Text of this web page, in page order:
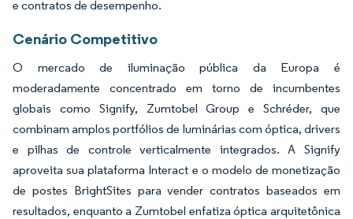
e contratos de desempenho.
Cenário Competitivo
O mercado de iluminação pública da Europa é
moderadamente concentrado em torno de incumbentes
globais como Signify, Zumtobel Group e Schréder, que
combinam amplos portfólios de luminárias com óptica, drivers
e pilhas de controle verticalmente integrados. A Signify
aproveita sua plataforma Interact e o modelo de monetização
de postes BrightSites para vender contratos baseados em
resultados, enquanto a Zumtobel enfatiza óptica arquitetônica